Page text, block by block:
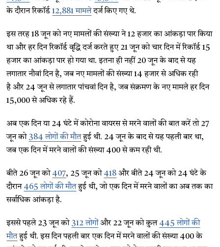
के दौरान रिकॉर्ड12,881 मामलेदर्ज किए गए थे.
इस तरह 18 जून को नए मामलों की संख्या ने 12 हजार का आंकड़ा पार किया
था और हर दिन रिकॉर्ड वृद्धि दर्ज करते हुए 21 जून को चार दिन में रिकॉर्ड 15
हजार का आंकड़ा पार हो गया था. इतना ही नहीं 20 जून के बाद से यह
लगातार नौवां दिन है, जब नए मामलों की संख्या 14 हजार से अधिक रही
है और 24 जून से लगातार पांचवां दिन है, जब संक्रमण के नए मामले हर दिन
15,000 से अधिक रहे हैं.
अब एक दिन या 24 घंटे में कोरोना वायरस से मरने वालों की बात करें तो 27
जून को 384 लोगों की मौतहुई थी. 24 जून के बाद से यह पहली बार था,
जब एक दिन में मरने वालों की संख्या 400 से कम रही थी.
बीते 26 जून को 407, 25 जून को 418 और बीते 24 जून को 24 घंटे के
दौरान 465 लोगों की मौतहुई थी, जो एक दिन में मरने वालों का अब तक का
सर्वाधिक आंकड़ा है.
इससे पहले 23 जून को 312 लोगोंऔर 22 जून को कुल 445 लोगों की
मौतहुई थी. इस दिन पहली बार एक दिन में मरने वालों की संख्या 400 के